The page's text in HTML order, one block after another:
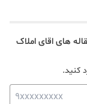
های اقای املاک
کنید.